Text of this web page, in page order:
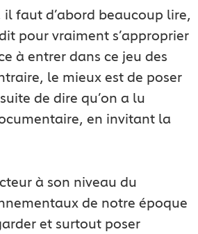
il faut d’abord beaucoup lire,
pour vraiment s’approprier
à entrer dans ce jeu des
le mieux est de poser
de dire qu’on a lu
en invitant la
à son niveau du
de notre époque
et surtout poser